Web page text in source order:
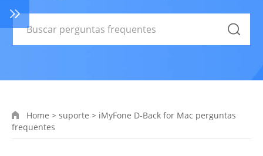
Home > suporte > iMyFone D-Back for Mac perguntas
frequentes